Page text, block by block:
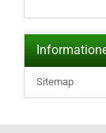
Sitemap